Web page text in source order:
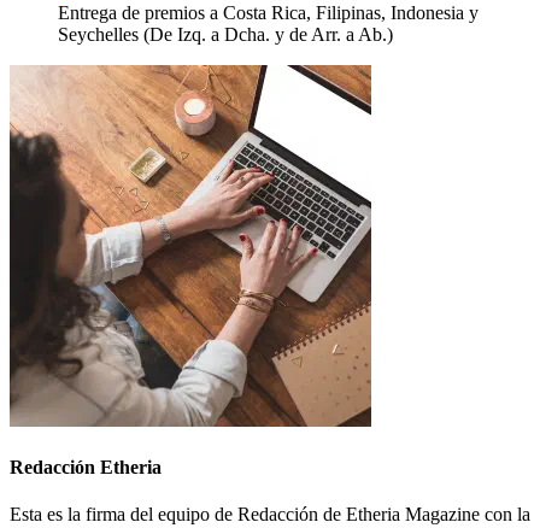
Entrega de premios a Costa Rica, Filipinas, Indonesia y
Seychelles (De Izq. a Dcha. y de Arr. a Ab.)
Redacción Etheria
Esta es la firma del equipo de Redacción de Etheria Magazine con la